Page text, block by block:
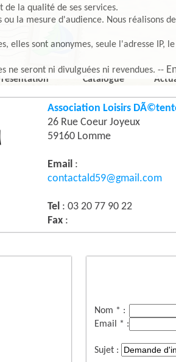
de la qualité de ses services.
la mesure d'audience. Nous réalisons
elles sont anonymes, seule l'adresse
ne seront ni divulguées ni revendues. --
Catalogue
Association Loisirs
26 Rue Coeur Joyeux
59160 Lomme
Email :
contactald59@gmail.com
Tel : 03 20 77 90 22
Fax :
Nom * :
Email * :
Sujet :